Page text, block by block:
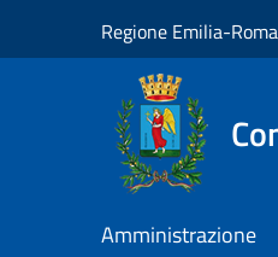
Regione Emilia-
Amministrazione